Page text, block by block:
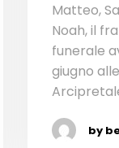
Matteo,
Noah, il
funerale
giugno
Arcipretale
by